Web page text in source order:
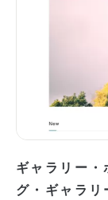
ギャラリー・
グ・ギャラリ